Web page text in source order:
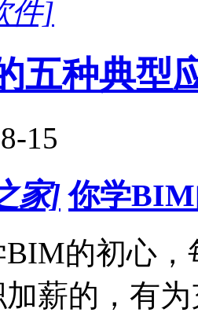
件]
五种典型
15
家] 你学
的初心
加薪的，有